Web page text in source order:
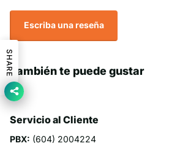
Escriba una reseña
También te puede gustar
Servicio al Cliente
PBX: (604) 2004224
SHARE